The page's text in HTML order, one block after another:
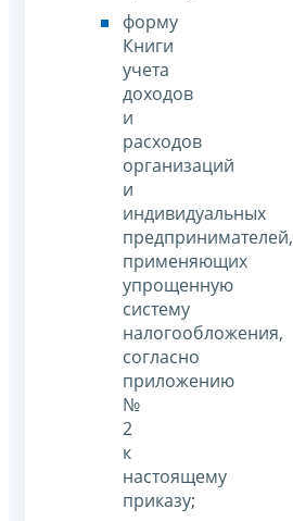
форму
Книги
учета
доходов
и
расходов
организаций
и
индивидуальных
предпринимателей,
применяющих
упрощенную
систему
налогообложения,
согласно
приложению
№
2
к
настоящему
приказу;